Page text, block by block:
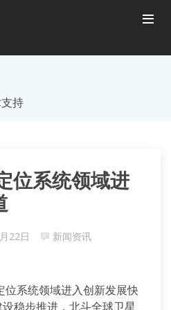
持
位系统领域进
22日 新闻资讯
位系统领域进入创新发展快
稳步推进，北斗全球卫星